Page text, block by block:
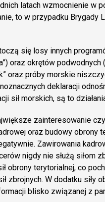
latach wzmocnienie w
to w przypadku Brygady
się losy innych
oraz okrętów podwodnych
oraz próby morskie
deklaracji
sił morskich, są to
zainteresowanie
oraz budowy obrony
Zawirowania
nigdy nie służą siłom
obrony terytorialnej, co
zbrojnych. W dodatku siły
blisko związanej z